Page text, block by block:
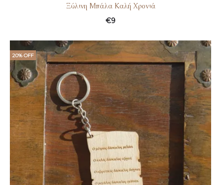
Ξύλινη Μπάλα Καλή Χρονιά
€9
20% OFF